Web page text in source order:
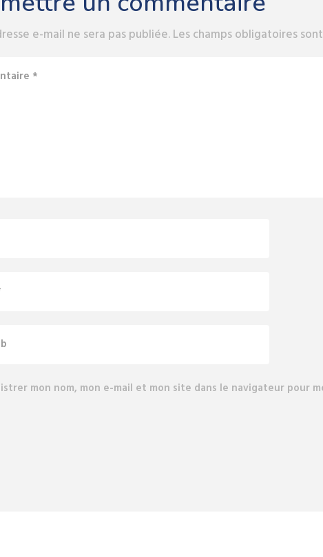
e-mail ne sera pas publiée.Les champs obligatoires
mon nom, mon e-mail et mon site dans le navigateur pour